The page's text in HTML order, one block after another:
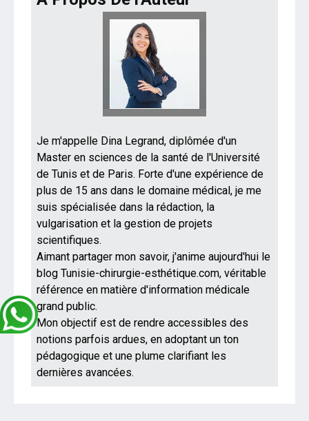
Je m'appelle Dina Legrand, diplômée d'un
Master en sciences de la santé de l'Université
de Tunis et de Paris. Forte d'une expérience de
plus de 15 ans dans le domaine médical, je me
suis spécialisée dans la rédaction, la
vulgarisation et la gestion de projets
scientifiques.
Aimant partager mon savoir, j'anime aujourd'hui le
blog Tunisie-chirurgie-esthétique.com, véritable
référence en matière d'information médicale
grand public.
Mon objectif est de rendre accessibles des
notions parfois ardues, en adoptant un ton
pédagogique et une plume clarifiant les
dernières avancées.